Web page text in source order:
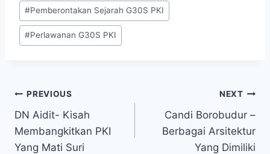
#Pemberontakan Sejarah G30S PKI
#Perlawanan G30S PKI
Navigasi
pos
PREVIOUS
DN Aidit- Kisah
Membangkitkan PKI
Yang Mati Suri
NEXT
Candi Borobudur –
Berbagai Arsitektur
Yang Dimiliki